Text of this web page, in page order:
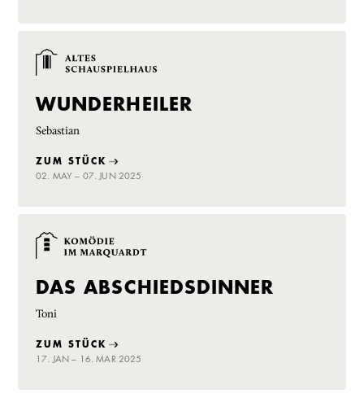
WUNDERHEILER
Sebastian
ZUM STÜCK
02. MAY – 07. JUN 2025
DAS ABSCHIEDSDINNER
Toni
ZUM STÜCK
17. JAN – 16. MAR 2025